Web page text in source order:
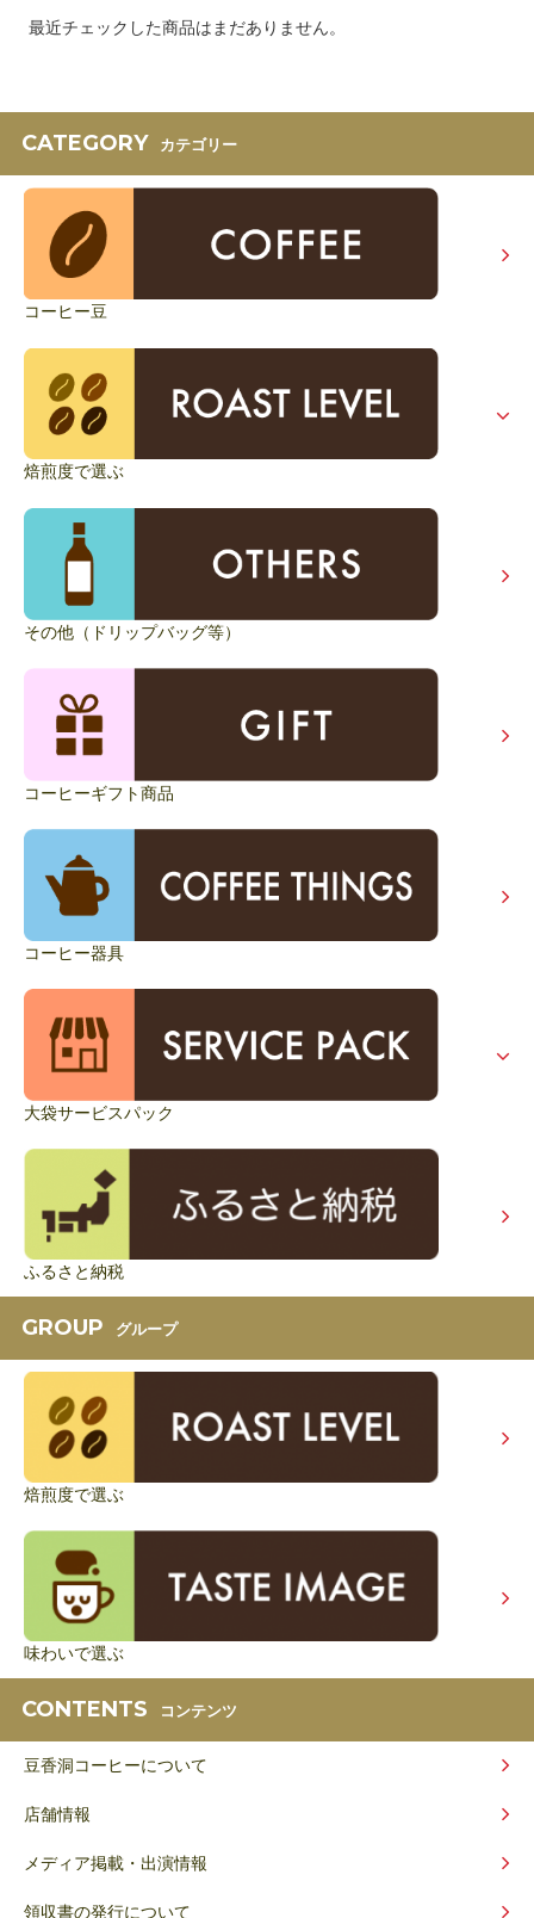
最近チェックした商品はまだありません。
CATEGORY カテゴリー
コーヒー豆
焙煎度で選ぶ
その他（ドリップバッグ等）
コーヒーギフト商品
コーヒー器具
大袋サービスパック
ふるさと納税
GROUP グループ
焙煎度で選ぶ
味わいで選ぶ
CONTENTS コンテンツ
豆香洞コーヒーについて
店舗情報
メディア掲載・出演情報
領収書の発行について